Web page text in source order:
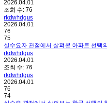
2026.04.01
조회 수: 76
rkdwhdgus
2026.04.01
76
75
실수요자 관점에서 살펴본 아파트 선택
rkdwhdgus
2026.04.01
조회 수: 76
rkdwhdgus
2026.04.01
76
74